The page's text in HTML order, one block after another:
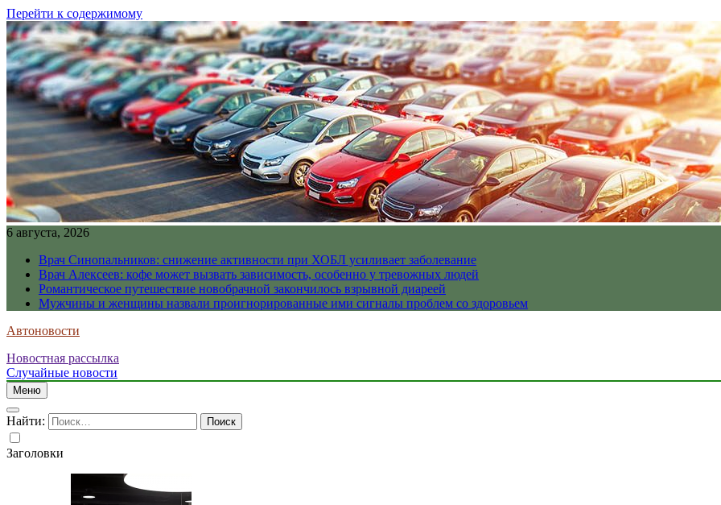
Перейти к содержимому
6 августа, 2026
Врач Синопальников: снижение активности при ХОБЛ усиливает заболевание
Врач Алексеев: кофе может вызвать зависимость, особенно у тревожных людей
Романтическое путешествие новобрачной закончилось взрывной диареей
Мужчины и женщины назвали проигнорированные ими сигналы проблем со здоровьем
Автоновости
Новостная рассылка
Случайные новости
Меню
Найти:
Заголовки